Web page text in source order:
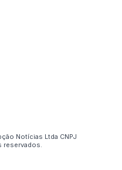
Notícias Ltda CNPJ